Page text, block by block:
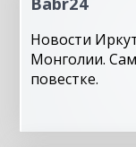
Новости
Монголии.
повестке.